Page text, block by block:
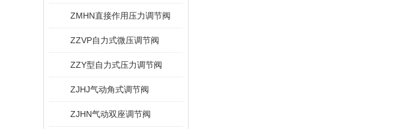
ZMHN直接作用压力调节阀
ZZVP自力式微压调节阀
ZZY型自力式压力调节阀
ZJHJ气动角式调节阀
ZJHN气动双座调节阀